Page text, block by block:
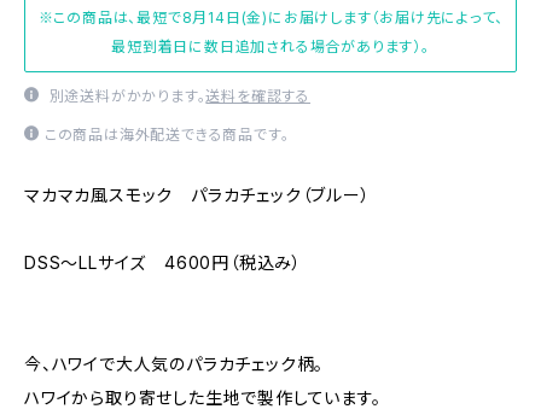
※この商品は、最短で8月14日(金)にお届けします（お届け先によって、
最短到着日に数日追加される場合があります）。
別途送料がかかります。送料を確認する
この商品は海外配送できる商品です。
マカマカ風スモック パラカチェック（ブルー）
DSS～LLサイズ 4600円（税込み）
今、ハワイで大人気のパラカチェック柄。
ハワイから取り寄せした生地で製作しています。